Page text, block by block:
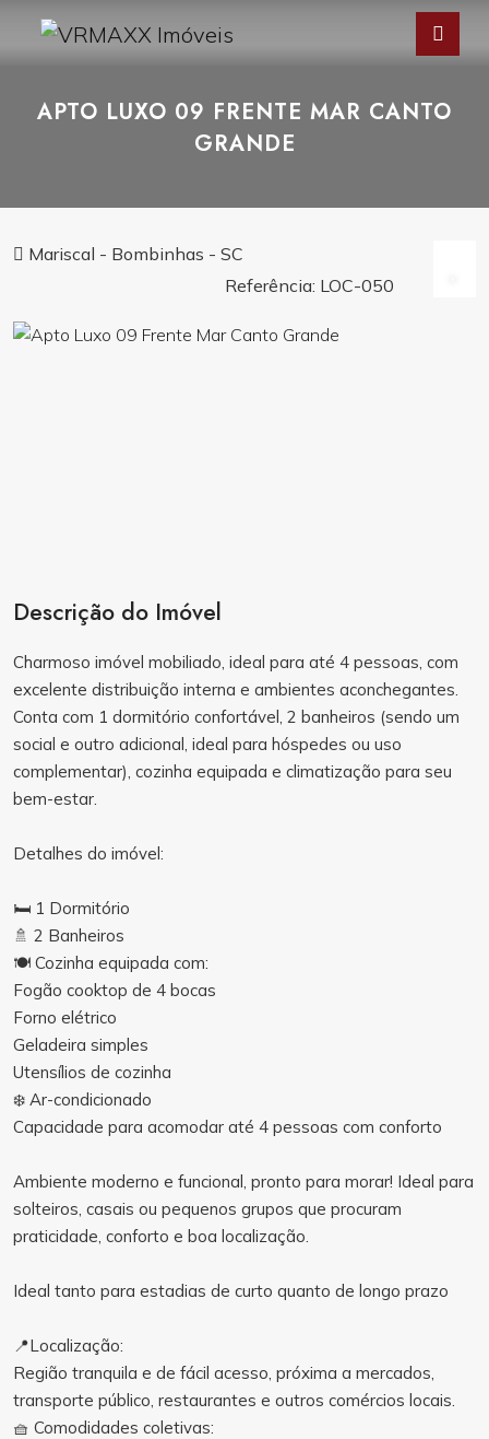
APTO LUXO 09 FRENTE MAR CANTO
GRANDE
Mariscal - Bombinhas - SC
Referência: LOC-050
Descrição do Imóvel
Charmoso imóvel mobiliado, ideal para até 4 pessoas, com
excelente distribuição interna e ambientes aconchegantes.
Conta com 1 dormitório confortável, 2 banheiros (sendo um
social e outro adicional, ideal para hóspedes ou uso
complementar), cozinha equipada e climatização para seu
bem-estar.
Detalhes do imóvel:
🛏️ 1 Dormitório
🚿 2 Banheiros
🍽️ Cozinha equipada com:
Fogão cooktop de 4 bocas
Forno elétrico
Geladeira simples
Utensílios de cozinha
❄️ Ar-condicionado
Capacidade para acomodar até 4 pessoas com conforto
Ambiente moderno e funcional, pronto para morar! Ideal para
solteiros, casais ou pequenos grupos que procuram
praticidade, conforto e boa localização.
Ideal tanto para estadias de curto quanto de longo prazo
📍Localização:
Região tranquila e de fácil acesso, próxima a mercados,
transporte público, restaurantes e outros comércios locais.
🧺 Comodidades coletivas: